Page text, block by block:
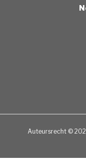
Auteursrecht ©